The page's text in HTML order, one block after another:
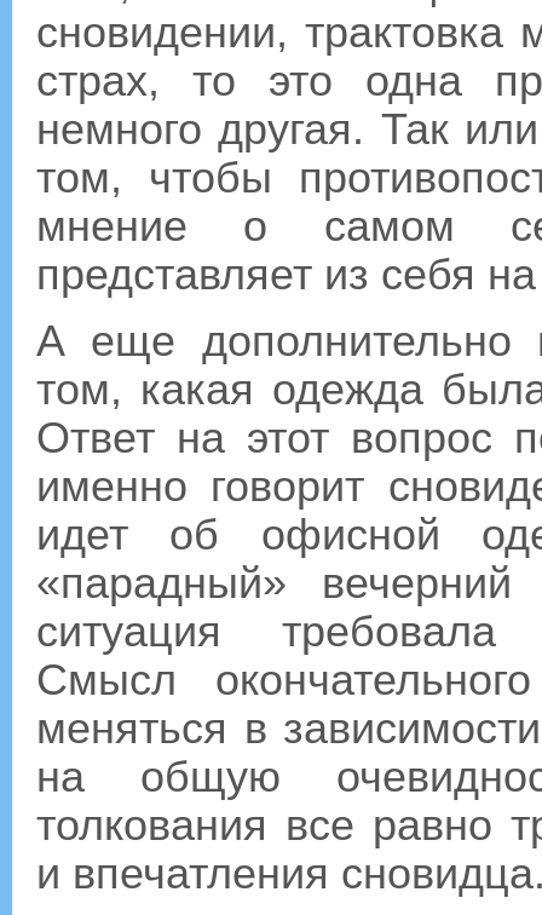
сновидении,
страх, то это одна
немного другая. Так
том, чтобы
мнение о самом
представляет из себя
А еще дополнительно
том, какая одежда
Ответ на этот вопрос
именно говорит
идет об офисной
«парадный»
ситуация требовала
Смысл
меняться в
на общую
толкования все равно
и впечатления